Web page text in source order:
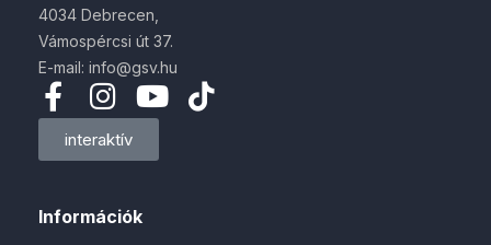
Információk
4034 Debrecen,
Vámospércsi út 37.
E-mail: info@gsv.hu
interaktív